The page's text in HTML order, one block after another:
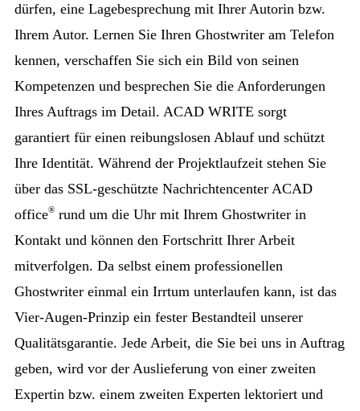
dürfen, eine Lagebesprechung mit Ihrer Autorin bzw.
Ihrem Autor. Lernen Sie Ihren Ghostwriter am Telefon
kennen, verschaffen Sie sich ein Bild von seinen
Kompetenzen und besprechen Sie die Anforderungen
Ihres Auftrags im Detail. ACAD WRITE sorgt
garantiert für einen reibungslosen Ablauf und schützt
Ihre Identität. Während der Projektlaufzeit stehen Sie
über das SSL-geschützte Nachrichtencenter ACAD
office® rund um die Uhr mit Ihrem Ghostwriter in
Kontakt und können den Fortschritt Ihrer Arbeit
mitverfolgen. Da selbst einem professionellen
Ghostwriter einmal ein Irrtum unterlaufen kann, ist das
Vier-Augen-Prinzip ein fester Bestandteil unserer
Qualitätsgarantie. Jede Arbeit, die Sie bei uns in Auftrag
geben, wird vor der Auslieferung von einer zweiten
Expertin bzw. einem zweiten Experten lektoriert und